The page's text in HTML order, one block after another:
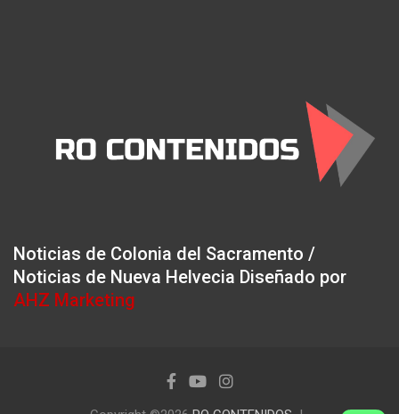
Noticias de Colonia del Sacramento /
Noticias de Nueva Helvecia Diseñado por
AHZ Marketing